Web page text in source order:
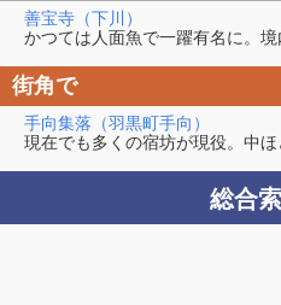
善宝寺（下川）
かつては人面魚で一躍有名に。
街角で
手向集落（羽黒町手向）
現在でも多くの宿坊が現役。中ほ
総合